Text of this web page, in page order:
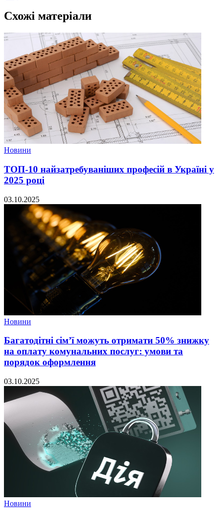
Схожі матеріали
Новини
ТОП-10 найзатребуваніших професій в Україні у
2025 році
03.10.2025
Новини
Багатодітні сім’ї можуть отримати 50% знижку
на оплату комунальних послуг: умови та
порядок оформлення
03.10.2025
Новини